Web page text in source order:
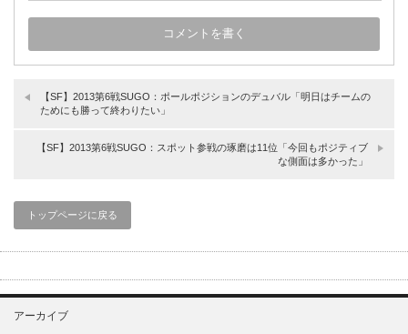
【SF】2013第6戦SUGO：ポールポジションのデュバル「明日はチームの
ためにも勝って終わりたい」
【SF】2013第6戦SUGO：スポット参戦の琢磨は11位「今回もポジティブ
な側面は多かった」
トップページに戻る
アーカイブ